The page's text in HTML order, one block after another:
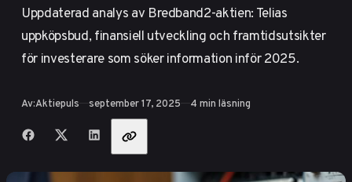
Uppdaterad analys av Bredband2-aktien: Telias
uppköpsbud, finansiell utveckling och framtidsutsikter
för investerare som söker information inför 2025.
Av:Aktiepuls Publicerad
september 17, 2025 4 min läsning
Dela med vänner